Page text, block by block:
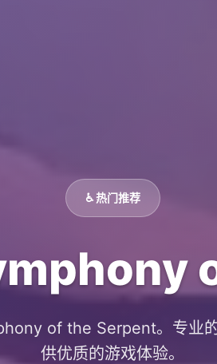
♿ 热门推荐
of the Serpent。专业
供优质的游戏体验。